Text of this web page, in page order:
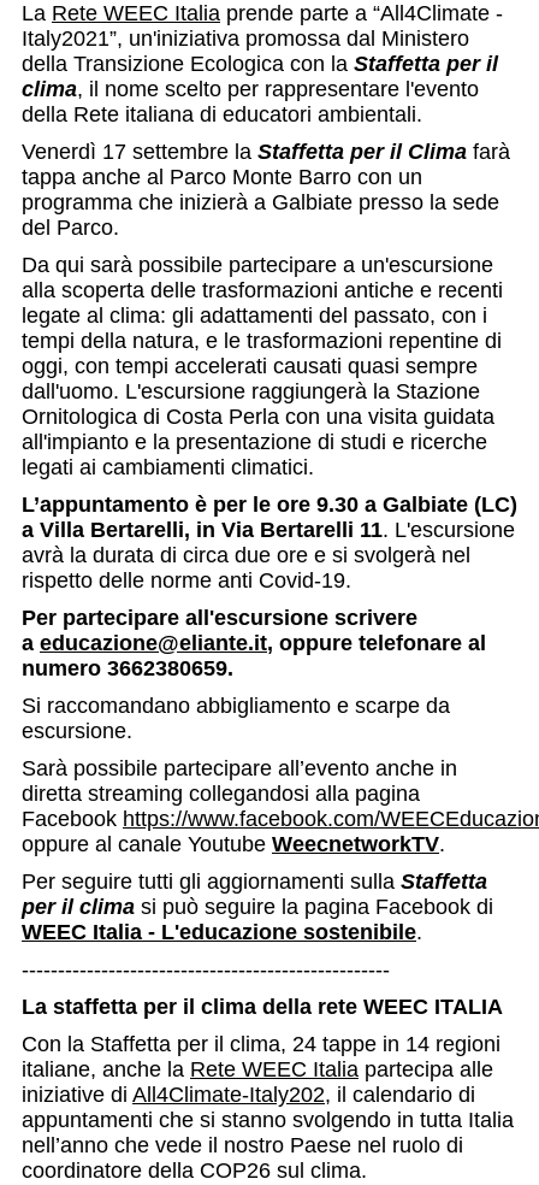
La Rete WEEC Italia prende parte a “All4Climate -
Italy2021”, un'iniziativa promossa dal Ministero
della Transizione Ecologica con la Staffetta per il
clima, il nome scelto per rappresentare l'evento
della Rete italiana di educatori ambientali.
Venerdì 17 settembre la Staffetta per il Clima farà
tappa anche al Parco Monte Barro con un
programma che inizierà a Galbiate presso la sede
del Parco.
Da qui sarà possibile partecipare a un'escursione
alla scoperta delle trasformazioni antiche e recenti
legate al clima: gli adattamenti del passato, con i
tempi della natura, e le trasformazioni repentine di
oggi, con tempi accelerati causati quasi sempre
dall'uomo. L'escursione raggiungerà la Stazione
Ornitologica di Costa Perla con una visita guidata
all'impianto e la presentazione di studi e ricerche
legati ai cambiamenti climatici.
L’appuntamento è per le ore 9.30 a Galbiate (LC)
a Villa Bertarelli, in Via Bertarelli 11. L'escursione
avrà la durata di circa due ore e si svolgerà nel
rispetto delle norme anti Covid-19.
Per partecipare all'escursione scrivere
a educazione@eliante.it, oppure telefonare al
numero 3662380659.
Si raccomandano abbigliamento e scarpe da
escursione.
Sarà possibile partecipare all’evento anche in
diretta streaming collegandosi alla pagina
Facebook https://www.facebook.com/
oppure al canale Youtube WeecnetworkTV.
Per seguire tutti gli aggiornamenti sulla Staffetta
per il clima si può seguire la pagina Facebook di
WEEC Italia - L'educazione sostenibile.
---------------------------------------------------
La staffetta per il clima della rete WEEC ITALIA
Con la Staffetta per il clima, 24 tappe in 14 regioni
italiane, anche la Rete WEEC Italia partecipa alle
iniziative di All4Climate-Italy202, il calendario di
appuntamenti che si stanno svolgendo in tutta Italia
nell’anno che vede il nostro Paese nel ruolo di
coordinatore della COP26 sul clima.